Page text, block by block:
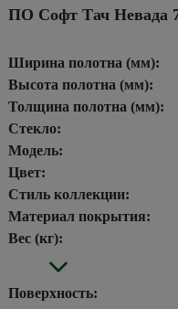
ПО Софт Тач Невада
Ширина полотна (мм):
Высота полотна (мм):
Толщина полотна (мм):
Стекло:
Модель:
Цвет:
Стиль коллекции:
Материал покрытия:
Вес (кг):
Поверхность: